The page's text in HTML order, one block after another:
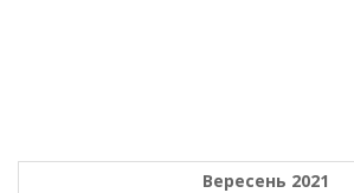
Вересень 2021